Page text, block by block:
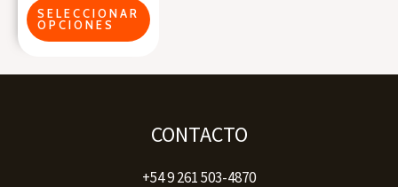
SELECCIONAR
OPCIONES
en
página
CONTACTO
+54 9 261 503-4870